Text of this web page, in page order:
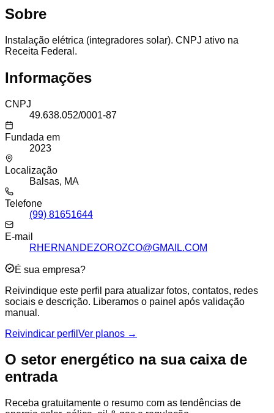
Sobre
Instalação elétrica (integradores solar). CNPJ ativo na
Receita Federal.
Informações
CNPJ
49.638.052/0001-87
Fundada em
2023
Localização
Balsas, MA
Telefone
(99) 81651644
E-mail
RHERNANDEZOROZCO@GMAIL.COM
É sua empresa?
Reivindique este perfil para atualizar fotos, contatos, redes
sociais e descrição. Liberamos o painel após validação
manual.
Reivindicar perfil Ver planos →
O setor energético na sua caixa de
entrada
Receba gratuitamente o resumo com as tendências de